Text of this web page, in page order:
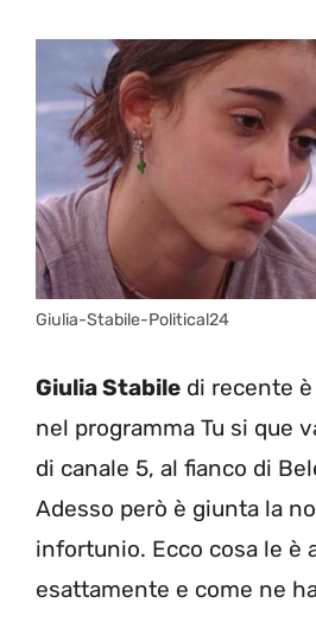
Giulia-Stabile-Political24
Giulia Stabile di recente
nel programma Tu si que
di canale 5, al fianco di
Adesso però è giunta la
infortunio. Ecco cosa le è
esattamente e come ne